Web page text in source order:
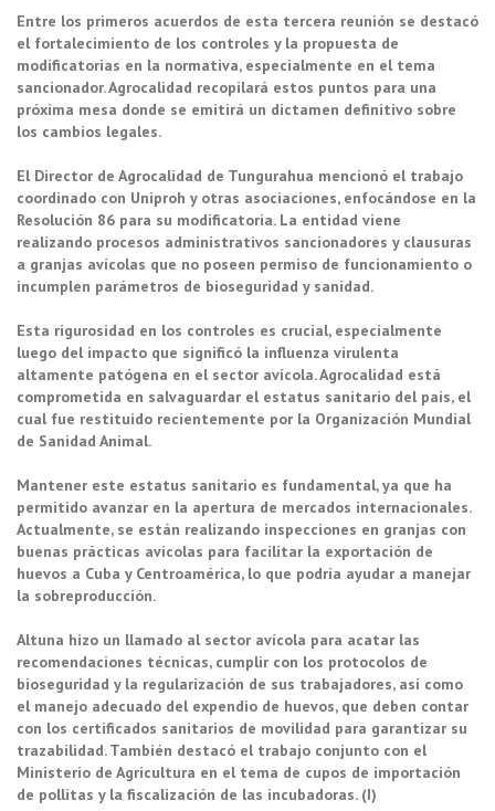
Entre los primeros acuerdos de esta tercera reunión se destacó
el fortalecimiento de los controles y la propuesta de
modificatorias en la normativa, especialmente en el tema
sancionador. Agrocalidad recopilará estos puntos para una
próxima mesa donde se emitirá un dictamen definitivo sobre
los cambios legales.
El Director de Agrocalidad de Tungurahua mencionó el trabajo
coordinado con Uniproh y otras asociaciones, enfocándose en la
Resolución 86 para su modificatoria. La entidad viene
realizando procesos administrativos sancionadores y clausuras
a granjas avícolas que no poseen permiso de funcionamiento o
incumplen parámetros de bioseguridad y sanidad.
Esta rigurosidad en los controles es crucial, especialmente
luego del impacto que significó la influenza virulenta
altamente patógena en el sector avícola. Agrocalidad está
comprometida en salvaguardar el estatus sanitario del país, el
cual fue restituido recientemente por la Organización Mundial
de Sanidad Animal.
Mantener este estatus sanitario es fundamental, ya que ha
permitido avanzar en la apertura de mercados internacionales.
Actualmente, se están realizando inspecciones en granjas con
buenas prácticas avícolas para facilitar la exportación de
huevos a Cuba y Centroamérica, lo que podría ayudar a manejar
la sobreproducción.
Altuna hizo un llamado al sector avícola para acatar las
recomendaciones técnicas, cumplir con los protocolos de
bioseguridad y la regularización de sus trabajadores, así como
el manejo adecuado del expendio de huevos, que deben contar
con los certificados sanitarios de movilidad para garantizar su
trazabilidad. También destacó el trabajo conjunto con el
Ministerio de Agricultura en el tema de cupos de importación
de pollitas y la fiscalización de las incubadoras. (I)